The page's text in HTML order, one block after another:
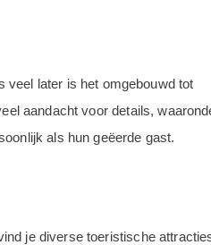
veel later is het omgebouwd tot
aandacht voor details,
als hun geëerde gast.
je diverse toeristische